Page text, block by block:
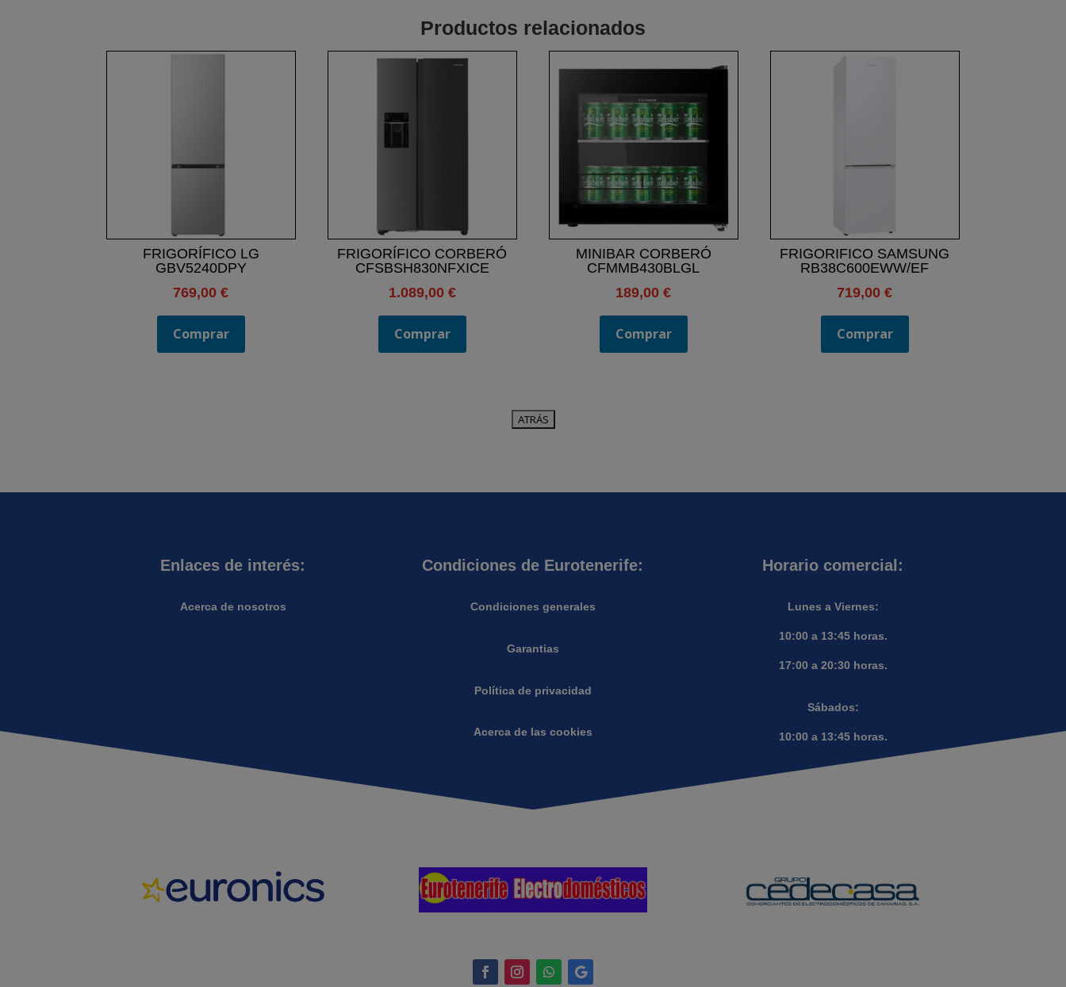
Productos relacionados
FRIGORÍFICO LG
GBV5240DPY
769,00€
Comprar
FRIGORÍFICO CORBERÓ
CFSBSH830NFXICE
1.089,00 €
Comprar
MINIBAR CORBERÓ
CFMMB430BLGL
189,00€
Comprar
FRIGORIFICO SAMSUNG
RB38C600EWW/EF
719,00€
Comprar
Enlaces de interés:
Acerca de nosotros
Condiciones de Eurotenerife:
Condiciones generales
Garantias
Política de privacidad
Acerca de las cookies
Horario comercial:
Lunes a Viernes:
10:00 a 13:45 horas.
17:00 a 20:30 horas.
Sábados:
10:00 a 13:45 horas.